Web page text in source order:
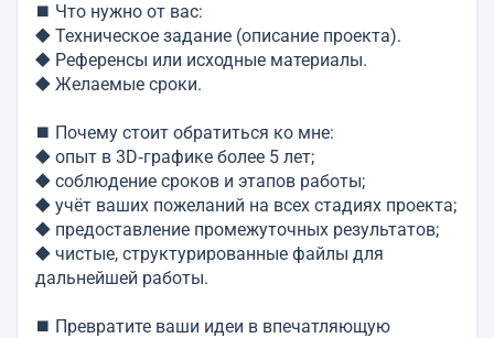
⯀ Что нужно от вас:
⯁ Техническое задание (описание проекта).
⯁ Референсы или исходные материалы.
⯁ Желаемые сроки.
⯀ Почему стоит обратиться ко мне:
⯁ опыт в 3D‑графике более 5 лет;
⯁ соблюдение сроков и этапов работы;
⯁ учёт ваших пожеланий на всех стадиях проекта;
⯁ предоставление промежуточных результатов;
⯁ чистые, структурированные файлы для
дальнейшей работы.
⯀ Превратите ваши идеи в впечатляющую